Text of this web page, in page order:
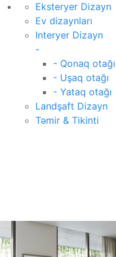
Eksteryer Dizayn
Ev dizaynları
Interyer Dizayn
-
- Qonaq otağı
- Uşaq otağı
- Yataq otağı
Landşaft Dizayn
Təmir & Tikinti